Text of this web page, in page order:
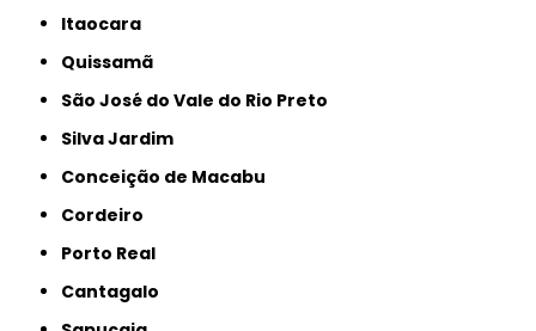
Itaocara
Quissamã
São José do Vale do Rio Preto
Silva Jardim
Conceição de Macabu
Cordeiro
Porto Real
Cantagalo